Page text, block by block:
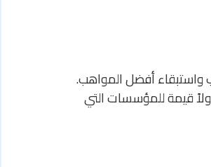
واستبقاء أفضل المواهب.
حلولاً قيمة للمؤسسات التي